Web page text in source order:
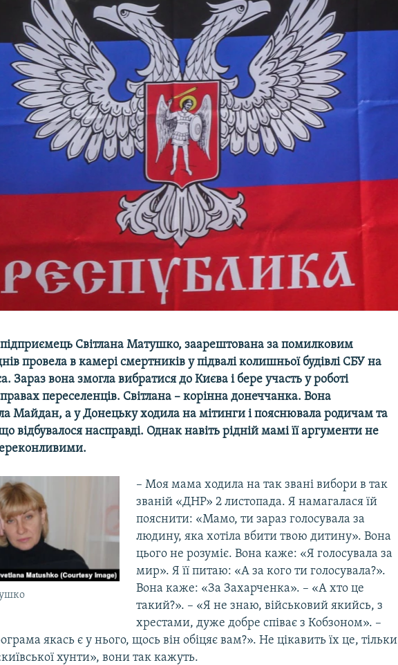
Світлана Матушко, заарештована за помилковим
провела в камері смертників у підвалі колишньої будівлі СБУ на
Зараз вона змогла вибратися до Києва і бере участь у роботі
переселенців. Світлана – корінна донеччанка. Вона
Майдан, а у Донецьку ходила на мітинги і пояснювала родичам та
відбувалося насправді. Однак навіть рідній мамі її аргументи не
– Моя мама ходила на так звані вибори в так
званій «ДНР» 2 листопада. Я намагалася їй
пояснити: «Мамо, ти зараз голосувала за
людину, яка хотіла вбити твою дитину». Вона
цього не розуміє. Вона каже: «Я голосувала за
мир». Я її питаю: «А за кого ти голосувала?».
Вона каже: «За Захарченка». – «А хто це
такий?». – «Я не знаю, військовий якийсь, з
хрестами, дуже добре співає з Кобзоном». –
якась є у нього, щось він обіцяє вам?». Не цікавить їх це, тільки
хунти», вони так кажуть.